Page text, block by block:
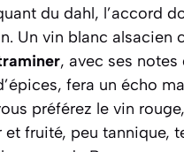
du dahl, l’accord
Un vin blanc alsacien
, avec ses
fera un écho
préférez le vin
et fruité, peu tannique,